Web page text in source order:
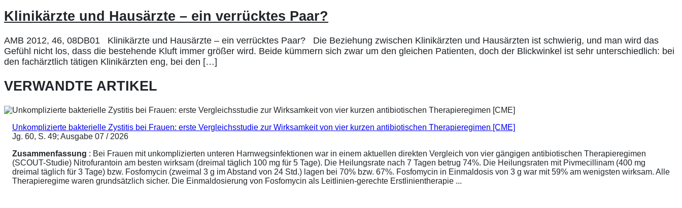
Klinikärzte und Hausärzte – ein verrücktes Paar?
AMB 2012, 46, 08DB01 Klinikärzte und Hausärzte – ein verrücktes Paar? Die Beziehung zwischen Klinikärzten und Hausärzten ist schwierig, und man wird das
Gefühl nicht los, dass die bestehende Kluft immer größer wird. Beide kümmern sich zwar um den gleichen Patienten, doch der Blickwinkel ist sehr unterschiedlich: bei
den fachärztlich tätigen Klinikärzten eng, bei den […]
VERWANDTE ARTIKEL
Unkomplizierte bakterielle Zystitis bei Frauen: erste Vergleichsstudie zur Wirksamkeit von vier kurzen antibiotischen Therapieregimen [CME]
Jg. 60, S. 49; Ausgabe 07 / 2026
Zusammenfassung : Bei Frauen mit unkomplizierten unteren Harnwegsinfektionen war in einem aktuellen direkten Vergleich von vier gängigen antibiotischen Therapieregimen
(SCOUT-Studie) Nitrofurantoin am besten wirksam (dreimal täglich 100 mg für 5 Tage). Die Heilungsrate nach 7 Tagen betrug 74%. Die Heilungsraten mit Pivmecillinam (400 mg
dreimal täglich für 3 Tage) bzw. Fosfomycin (zweimal 3 g im Abstand von 24 Std.) lagen bei 70% bzw. 67%. Fosfomycin in Einmaldosis von 3 g war mit 59% am wenigsten wirksam. Alle
Therapieregime waren grundsätzlich sicher. Die Einmaldosierung von Fosfomycin als Leitlinien-gerechte Erstlinientherapie ...